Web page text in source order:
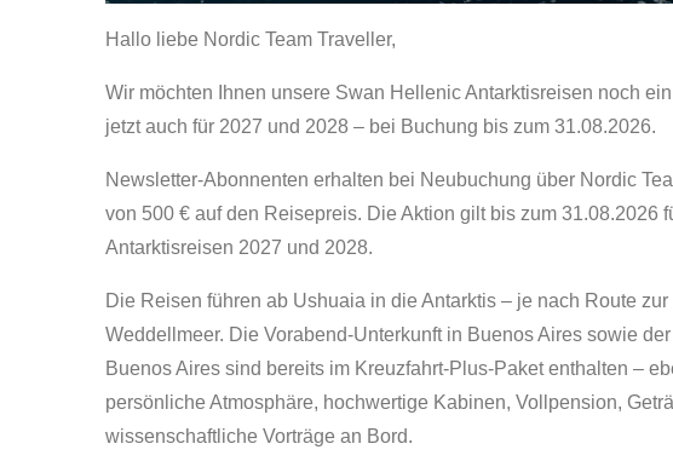
Hallo liebe Nordic Team Traveller,
Wir möchten Ihnen unsere Swan Hellenic Antarktisreisen noch
jetzt auch für 2027 und 2028 – bei Buchung bis zum 31.08.2026.
Newsletter-Abonnenten erhalten bei Neubuchung über Nordic
von 500 € auf den Reisepreis. Die Aktion gilt bis zum 31.08.2026
Antarktisreisen 2027 und 2028.
Die Reisen führen ab Ushuaia in die Antarktis – je nach Route
Weddellmeer. Die Vorabend-Unterkunft in Buenos Aires sowie
Buenos Aires sind bereits im Kreuzfahrt-Plus-Paket enthalten –
persönliche Atmosphäre, hochwertige Kabinen, Vollpension,
wissenschaftliche Vorträge an Bord.